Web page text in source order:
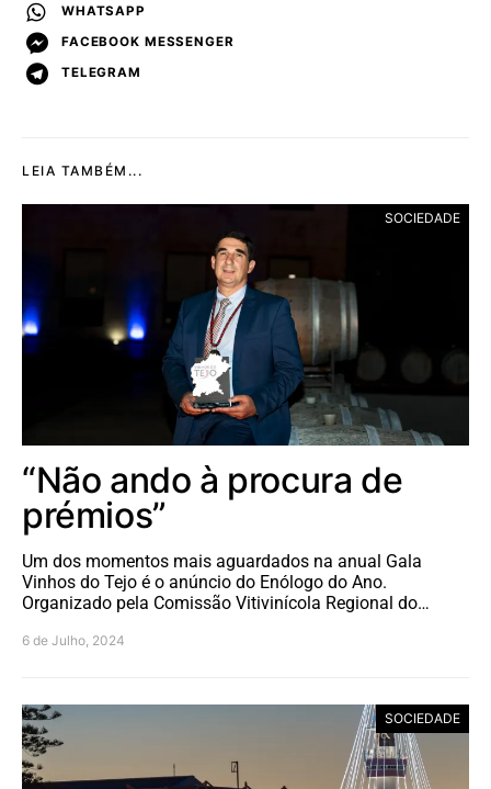
WHATSAPP
FACEBOOK MESSENGER
TELEGRAM
LEIA TAMBÉM...
SOCIEDADE
“Não ando à procura de
prémios”
Um dos momentos mais aguardados na anual Gala
Vinhos do Tejo é o anúncio do Enólogo do Ano.
Organizado pela Comissão Vitivinícola Regional do…
6 de Julho, 2024
SOCIEDADE